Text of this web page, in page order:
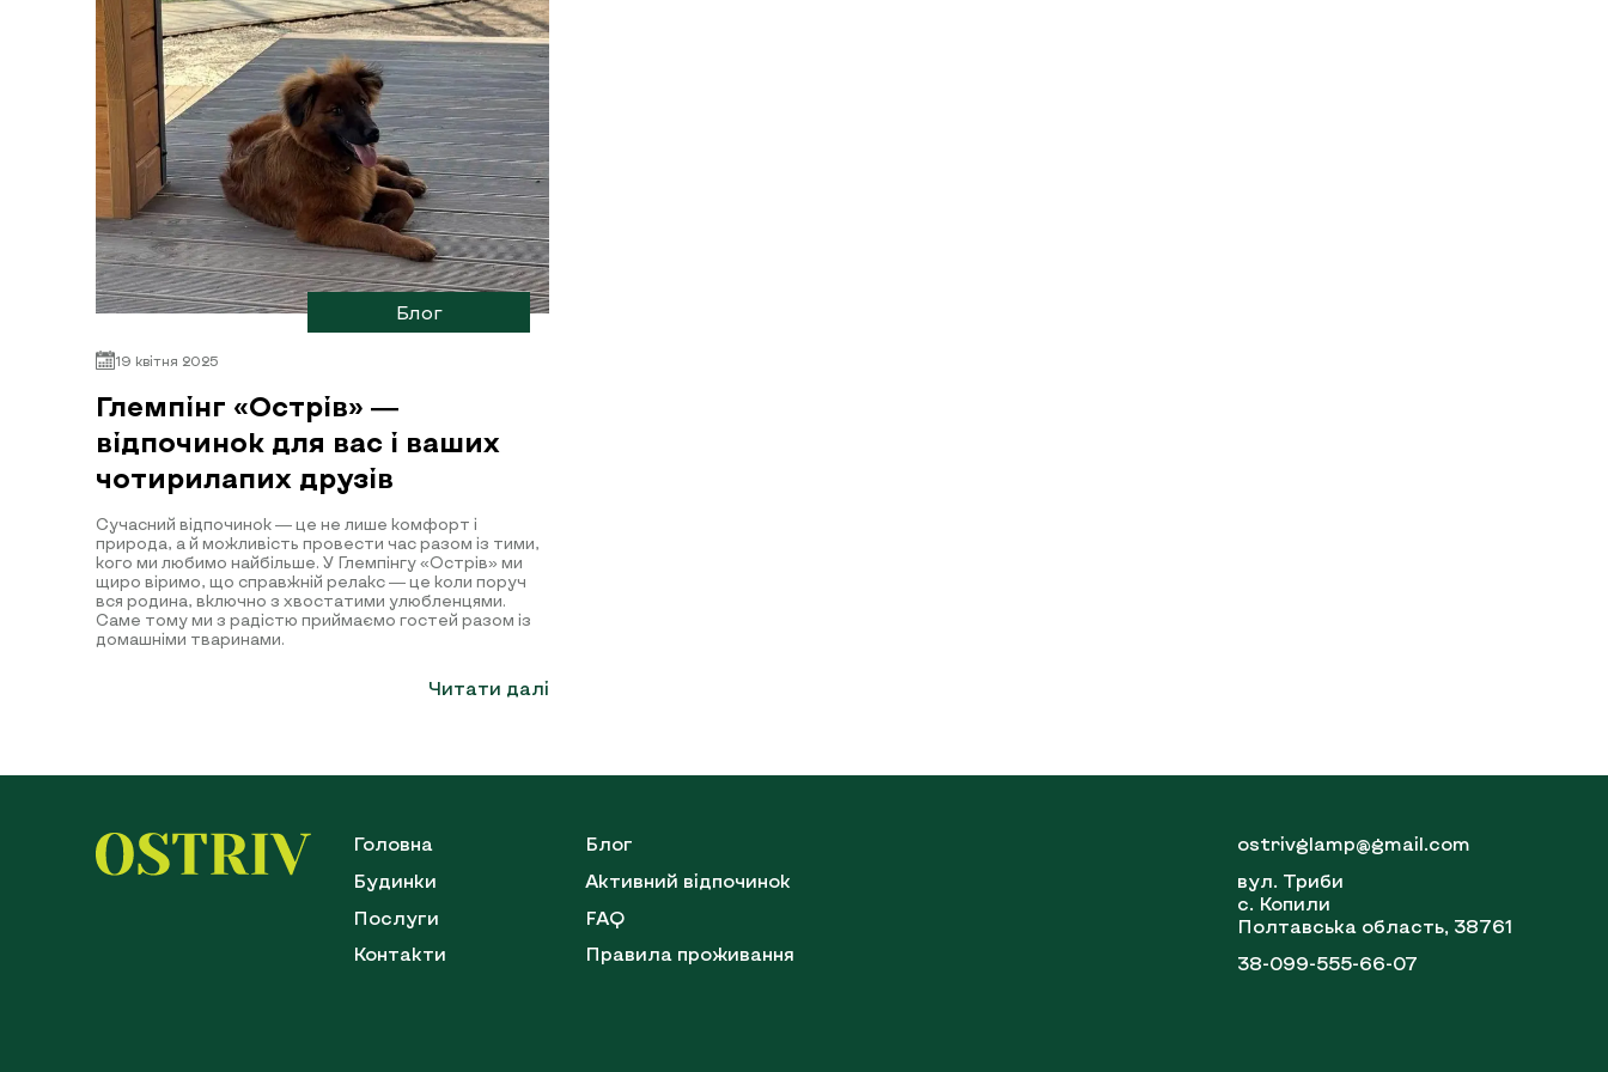
Блог
19 квітня 2025
Глемпінг «Острів» —
відпочинок для вас і ваших
чотирилапих друзів
Сучасний відпочинок — це не лише комфорт і
природа, а й можливість провести час разом із тими,
кого ми любимо найбільше. У Глемпінгу «Острів» ми
щиро віримо, що справжній релакс — це коли поруч
вся родина, включно з хвостатими улюбленцями.
Саме тому ми з радістю приймаємо гостей разом із
домашніми тваринами.
Читати далі
Головна
Блог
Будинки
Активний відпочинок
Послуги
FAQ
Контакти
Правила проживання
ostrivglamp@gmail.com
вул. Триби
с. Копили
Полтавська область, 38761
38-099-555-66-07